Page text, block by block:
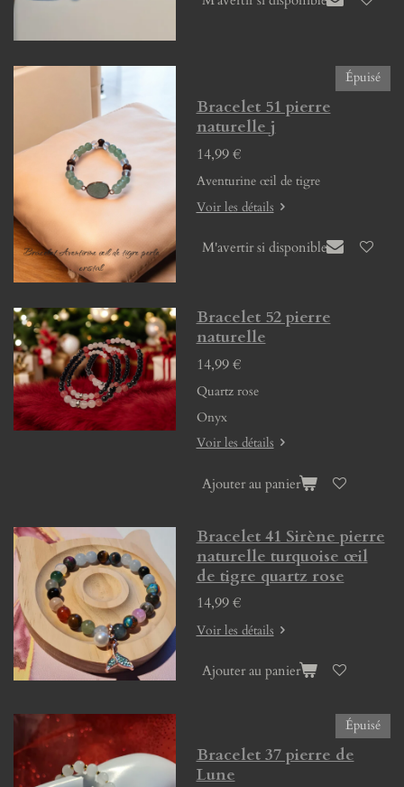
Épuisé
Bracelet 51 pierre
naturelle j
14,99 €
Aventurine œil de tigre
Voir les détails
M'avertir si disponible
Bracelet 52 pierre
naturelle
14,99 €
Quartz rose
Onyx
Voir les détails
Ajouter au panier
Bracelet 41 Sirène pierre
naturelle turquoise œil
de tigre quartz rose
14,99 €
Voir les détails
Ajouter au panier
Épuisé
Bracelet 37 pierre de
Lune